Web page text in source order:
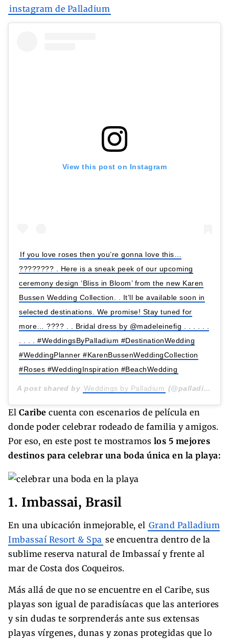
instagram de Palladium
View this post on Instagram
If you love roses then you’re gonna love this…
???????? . Here is a sneak peek of our upcoming
ceremony design ‘Bliss in Bloom’ from the new Karen
Bussen Wedding Collection. . It’ll be available soon in
selected destinations. We promise! Stay tuned for
more… ???? . . Bridal dress by @madeleinefig . . . . . .
. . . . #WeddingsByPalladium #DestinationWedding
#WeddingPlanner #KarenBussenWeddingCollection
#Roses #WeddingInspiration #BeachWedding
A post shared by Weddings by Palladium (@palladiumweddings) on
El Caribe cuenta con escenarios de película en
donde poder celebrar rodeado de familia y amigos.
Por eso, en este post te mostramos los 5 mejores
destinos para celebrar una boda única en la playa:
1. Imbassai, Brasil
En una ubicación inmejorable, el Grand Palladium
Imbassaí Resort & Spa se encuentra dentro de la
sublime reserva natural de Imbassaí y frente al
mar de Costa dos Coqueiros.
Más allá de que no se encuentre en el Caribe, sus
playas son igual de paradisíacas que las anteriores
y sin dudas te sorprenderás ante sus extensas
playas vírgenes, dunas y zonas protegidas que lo